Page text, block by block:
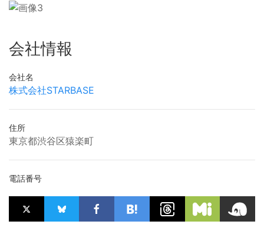
会社情報
会社名
株式会社STARBASE
住所
東京都渋谷区猿楽町
電話番号